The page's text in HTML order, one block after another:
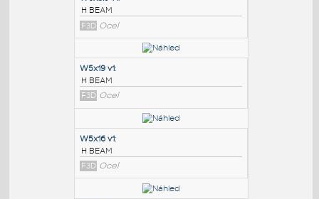
PODOBNÉ BLOKY:
W6x8.5 v1:
F3D Ocel